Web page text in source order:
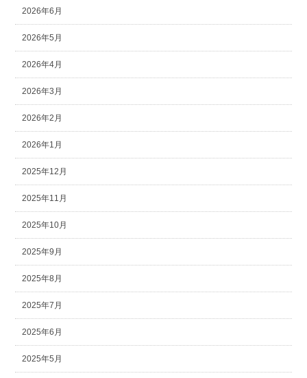
2026年6月
2026年5月
2026年4月
2026年3月
2026年2月
2026年1月
2025年12月
2025年11月
2025年10月
2025年9月
2025年8月
2025年7月
2025年6月
2025年5月